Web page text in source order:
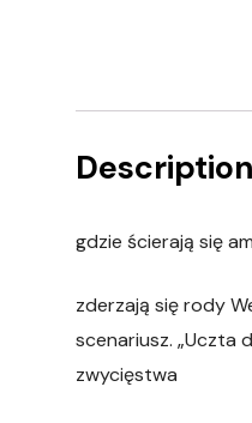
Description
gdzie ścierają się
zderzają się rody
scenariusz. „Uczta
zwycięstwa